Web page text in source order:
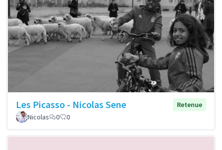
Les Picasso - Nicolas Sene
Retenue
Nicolas
0 0